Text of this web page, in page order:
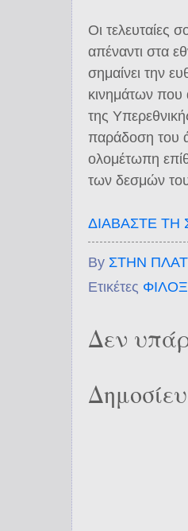
Οι τελευταίες
απέναντι στα
σημαίνει την
κινημάτων που
της
παράδοση του
ολομέτωπη
των δεσμών
ΔΙΑΒΑΣΤΕ ΤΗ
By ΣΤΗΝ
Ετικέτες
Δεν